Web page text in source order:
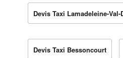
Devis Taxi Lamadeleine-Val-
Devis Taxi Bessoncourt